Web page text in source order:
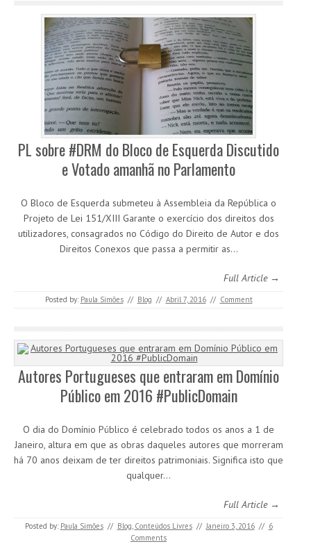
PL sobre #DRM do Bloco de Esquerda Discutido
e Votado amanhã no Parlamento
O Bloco de Esquerda submeteu à Assembleia da República o
Projeto de Lei 151/XIII Garante o exercício dos direitos dos
utilizadores, consagrados no Código do Direito de Autor e dos
Direitos Conexos que passa a permitir as…
Full Article →
Posted by: Paula Simões // Blog // Abril 7, 2016 // Comment
Autores Portugueses que entraram em Domínio
Público em 2016 #PublicDomain
O dia do Domínio Público é celebrado todos os anos a 1 de
Janeiro, altura em que as obras daqueles autores que morreram
há 70 anos deixam de ter direitos patrimoniais. Significa isto que
qualquer…
Full Article →
Posted by: Paula Simões // Blog, Conteúdos Livres // Janeiro 3, 2016 // 6
Comments